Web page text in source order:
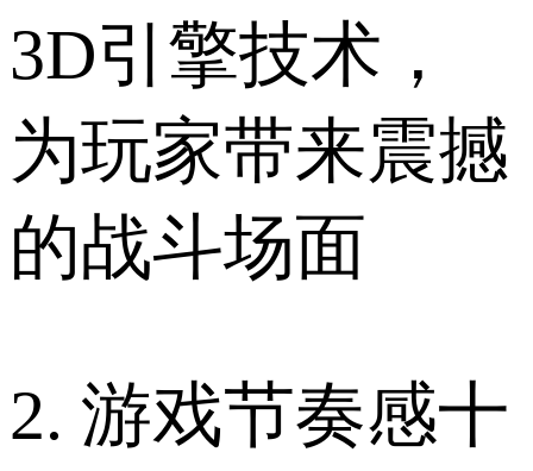
3D引擎技术，
为玩家带来震撼
的战斗场面
2. 游戏节奏感十